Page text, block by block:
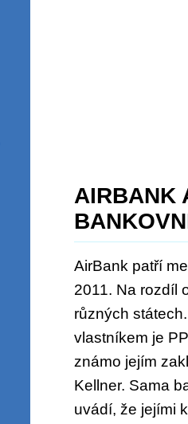
AIRBANK
AirBank patří
2011. Na rozdíl
různých
vlastníkem je
známo jejím
Kellner. Sama
uvádí, že jejími